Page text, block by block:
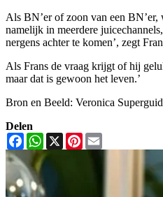
Als BN’er of zoon van een BN’er,
namelijk in meerdere
nergens achter te komen’, zegt
Als Frans de vraag krijgt of hij
maar dat is gewoon het leven.’
Bron en Beeld: Veronica
Delen
FacebookWhatsApp
X Pinterest